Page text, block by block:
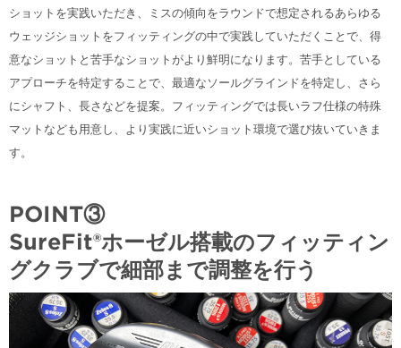
ショットを実践いただき、ミスの傾向をラウンドで想定されるあらゆる
ウェッジショットをフィッティングの中で実践していただくことで、得
意なショットと苦手なショットがより鮮明になります。苦手としている
アプローチを特定することで、最適なソールグラインドを特定し、さら
にシャフト、長さなどを提案。フィッティングでは長いラフ仕様の特殊
マットなども用意し、より実践に近いショット環境で選び抜いていきま
す。
POINT③
SureFit®︎ホーゼル搭載のフィッティン
グクラブで細部まで調整を行う